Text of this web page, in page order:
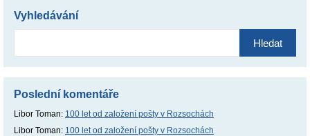
Vyhledávání
Poslední komentáře
Libor Toman: 100 let od založení pošty v Rozsochách
Libor Toman: 100 let od založení pošty v Rozsochách